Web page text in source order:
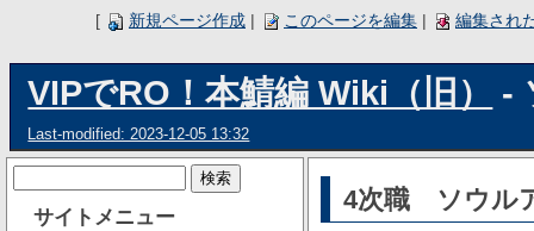
[ 新規ページ作成 | このページを編集 | 編集され
VIPでRO！本鯖編 Wiki（旧） -
Last-modified: 2023-12-05 13:32
サイトメニュー
4次職 ソウル